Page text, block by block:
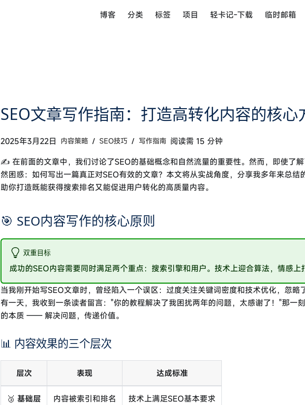
博客 分类 标签 项目 轻卡记-下载 临时邮箱
SEO文章写作指南：打造高转化内容的核心
2025年3月22日 内容策略 / SEO技巧 / 写作指南 阅读需 15 分钟
✍️ 在前面的文章中，我们讨论了SEO的基础概念和自然流量的重要性。然而，即使了
然困惑：如何写出一篇真正对SEO有效的文章？本文将从实战角度，分享我多年来总结
助你打造既能获得搜索排名又能促进用户转化的高质量内容。
🎯 SEO内容写作的核心原则
双重目标
成功的SEO内容需要同时满足两个重点：搜索引擎和用户。技术上迎合算法，情感上
当我刚开始写SEO文章时，曾经陷入一个误区：过度关注关键词密度和技术优化，忽略
有一天，我收到一条读者留言："你的教程解决了我困扰两年的问题，太感谢了！"那一
的本质 —— 解决问题，传递价值。
📊 内容效果的三个层次
层次 表现 达成标准
🥉基础层 内容被索引和排名 技术上满足SEO基本要求